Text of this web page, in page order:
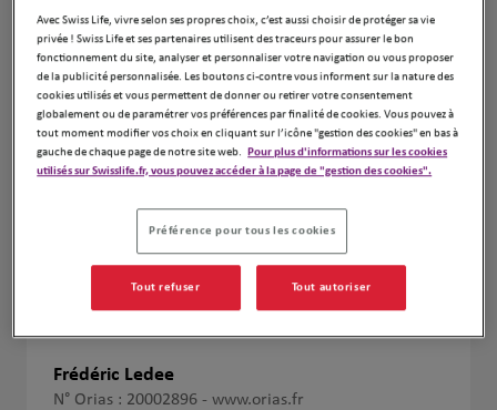
Frédéric Ledee
N° Orias : 20002896 - www.orias.fr
Avec Swiss Life, vivre selon ses propres choix, c’est aussi choisir de protéger sa vie
privée ! Swiss Life et ses partenaires utilisent des traceurs pour assurer le bon
fonctionnement du site, analyser et personnaliser votre navigation ou vous proposer
de la publicité personnalisée. Les boutons ci-contre vous informent sur la nature des
cookies utilisés et vous permettent de donner ou retirer votre consentement
globalement ou de paramétrer vos préférences par finalité de cookies. Vous pouvez à
tout moment modifier vos choix en cliquant sur l’icône "gestion des cookies" en bas à
gauche de chaque page de notre site web. Pour plus d'informations sur les cookies
utilisés sur Swisslife.fr, vous pouvez accéder à la page de "gestion des cookies".
Préférence pour tous les cookies
Tout refuser Tout autoriser